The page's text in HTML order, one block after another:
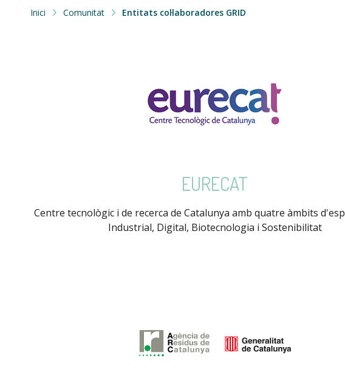
Inici Comunitat Entitats col·laboradores GRID
EURECAT
Centre tecnològic i de recerca de Catalunya amb quatre àmbits
Industrial, Digital, Biotecnologia i Sostenibilitat